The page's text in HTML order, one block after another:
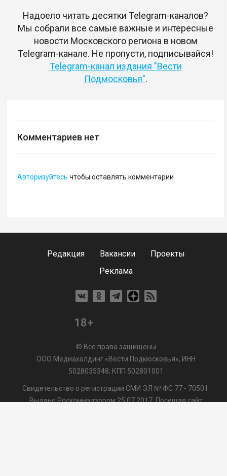
Надоело читать десятки Telegram-каналов?
Мы собрали все самые важные и интересные
новости Московского региона в новом
Telegram-канале. Не пропусти, подписывайся!
Telegram-канал издания "Вести
Подмосковья".
Комментариев нет
Авторизуйтесь чтобы оставлять комментарии
Редакция Вакансии
Проекты
Реклама
18+
© Все права защищены
ООО Медиахолдинг «Вести Подмосковья», ИНН
5028035348; КПП 502801001
Свидетельство о регистрации СМИ ЭЛ № ФС 77 - 70501.
Выдано Роскомнадзором 25.07.2017. Посещая сайт